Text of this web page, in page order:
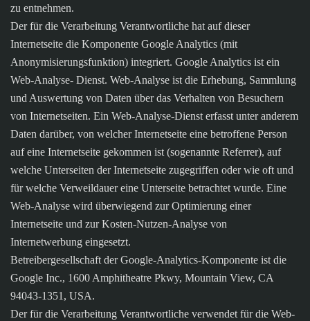
zu entnehmen.
Der für die Verarbeitung Verantwortliche hat auf dieser
Internetseite die Komponente Google Analytics (mit
Anonymisierungsfunktion) integriert. Google Analytics ist ein
Web-Analyse- Dienst. Web-Analyse ist die Erhebung, Sammlung
und Auswertung von Daten über das Verhalten von Besuchern
von Internetseiten. Ein Web-Analyse-Dienst erfasst unter anderem
Daten darüber, von welcher Internetseite eine betroffene Person
auf eine Internetseite gekommen ist (sogenannte Referrer), auf
welche Unterseiten der Internetseite zugegriffen oder wie oft und
für welche Verweildauer eine Unterseite betrachtet wurde. Eine
Web-Analyse wird überwiegend zur Optimierung einer
Internetseite und zur Kosten-Nutzen-Analyse von
Internetwerbung eingesetzt.
Betreibergesellschaft der Google-Analytics-Komponente ist die
Google Inc., 1600 Amphitheatre Pkwy, Mountain View, CA
94043-1351, USA.
Der für die Verarbeitung Verantwortliche verwendet für die Web-